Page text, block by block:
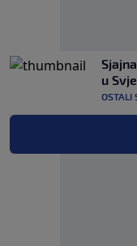
u
OSTALI